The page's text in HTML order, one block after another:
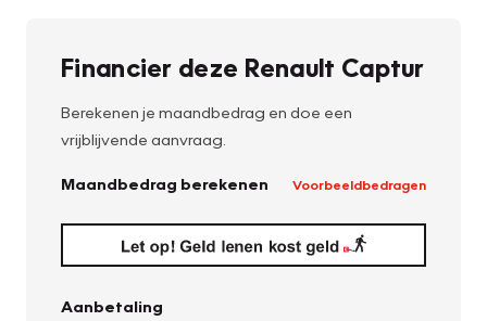
Financier deze Renault Captur
Berekenen je maandbedrag en doe een
vrijblijvende aanvraag.
Maandbedrag berekenen Voorbeeldbedragen
Aanbetaling